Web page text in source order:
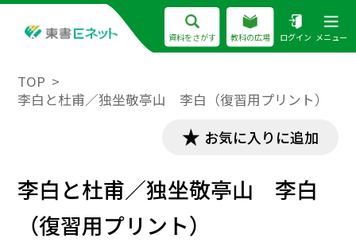
資料をさがす 教科の広場 ログイン メニュー
TOP
李白と杜甫／独坐敬亭山 李白（復習用プリント）
お気に入りに追加
李白と杜甫／独坐敬亭山 李白
（復習用プリント）